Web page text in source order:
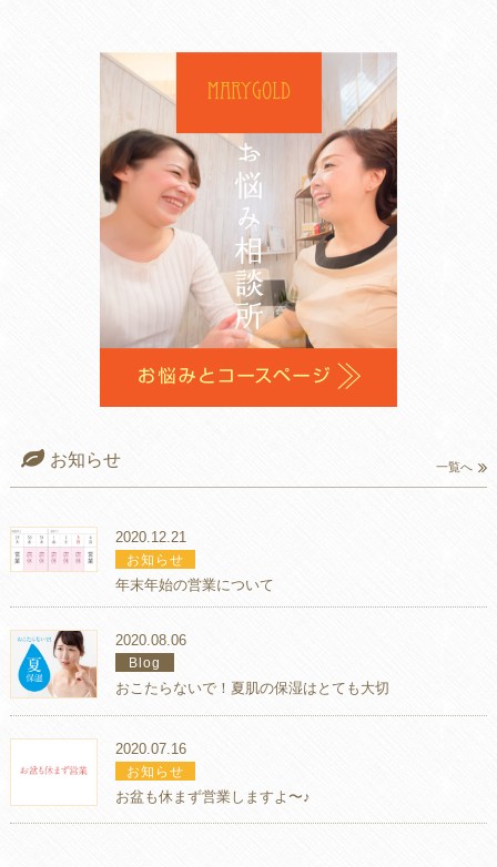
お知らせ 一覧へ
2020.12.21
お知らせ
年末年始の営業について
2020.08.06
Blog
おこたらないで！夏肌の保湿はとても大切
2020.07.16
お知らせ
お盆も休まず営業しますよ〜♪